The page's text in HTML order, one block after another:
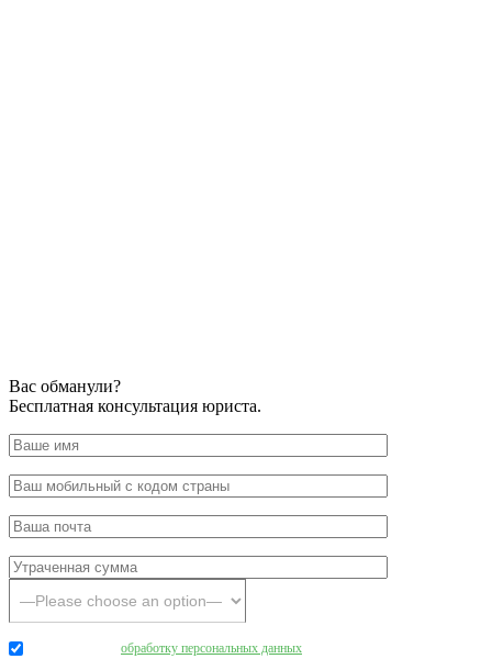
Вас обманули?
Бесплатная консультация юриста.
обработку персональных данных